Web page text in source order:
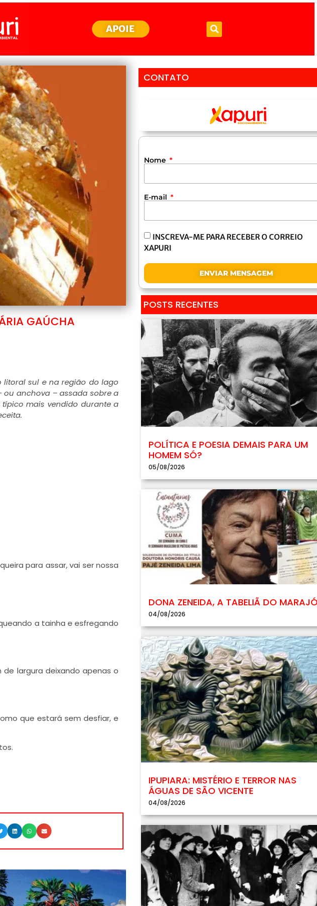
APOIE
GAÚCHA
sul e na região do lago
ou anchova – assada sobre a
mais vendido durante a
para assar, vai ser nossa
a tainha e esfregando
largura deixando apenas o
que estará sem desfiar, e
CONTATO
Nome
E-mail
INSCREVA-ME PARA RECEBER O CORREIO
XAPURI
ENVIAR MENSAGEM
POSTS RECENTES
POLÍTICA E POESIA DEMAIS PARA UM
HOMEM SÓ?
05/08/2026
DONA ZENEIDA, A TABELIÃ DO
04/08/2026
IPUPIARA: MISTÉRIO E TERROR NAS
ÁGUAS DE SÃO VICENTE
04/08/2026